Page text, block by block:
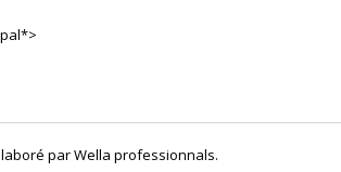
par Wella professionnals.